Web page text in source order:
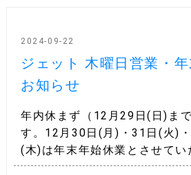
2024-09-22
ジェット 木曜日営業・
お知らせ
年内休まず（12月29日(日)ま
す。12月30日(月)・31日(火)
(木)は年末年始休業とさせてい